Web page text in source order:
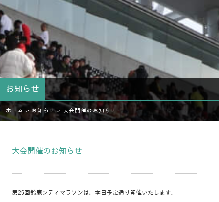
お知らせ
ホーム >お知らせ > 大会開催のお知らせ
大会開催のお知らせ
第25回鈴鹿シティマラソンは、本日予定通り開催いたします。